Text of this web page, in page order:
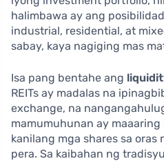
halimbawa ay ang
industrial, residential, at
sabay, kaya nagiging mas
Isa pang bentahe ang
REITs ay madalas na
exchange, na
mamumuhunan ay
kanilang mga shares sa oras
pera. Sa kaibahan ng